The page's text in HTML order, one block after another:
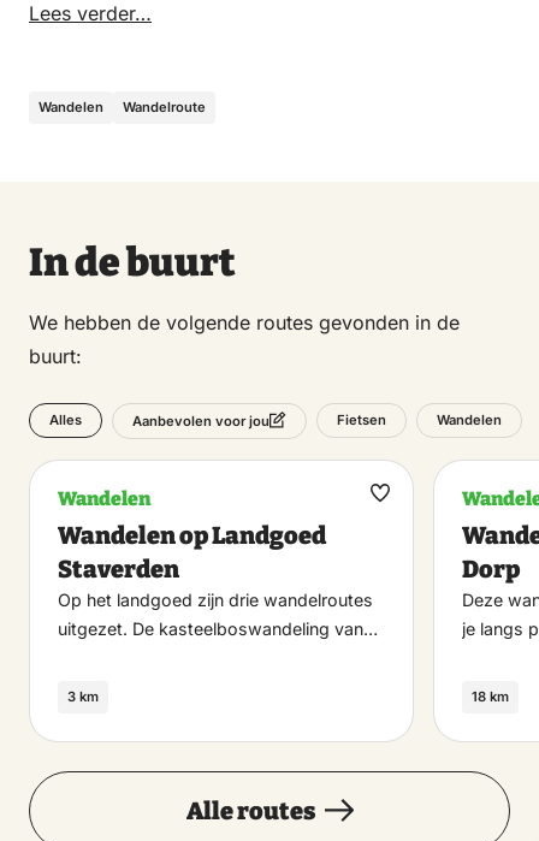
Lees verder…
Wandelen Wandelroute
In de buurt
We hebben de volgende routes gevonden in de
buurt:
Alles Aanbevolen voor jou Fietsen Wandelen
Wandelen
Wandelen op Landgoed
Staverden
Op het landgoed zijn drie wandelroutes
uitgezet. De kasteelboswandeling van…
3 km
Maak
Dorp
Deze
je langs
18 km
Alle routes